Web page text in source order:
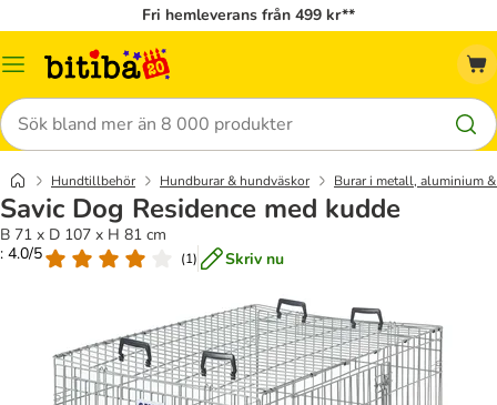
Fri hemleverans från 499 kr**
Meny
Sök
Hundtillbehör Hundburar & hundväskor Burar i metall, aluminium
Savic Dog Residence med kudde
B 71 x D 107 x H 81 cm
: 4.0/5
(1) Skriv nu